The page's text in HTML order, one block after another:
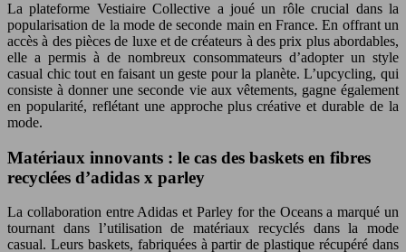
La plateforme Vestiaire Collective a joué un rôle crucial dans la
popularisation de la mode de seconde main en France. En offrant un
accès à des pièces de luxe et de créateurs à des prix plus abordables,
elle a permis à de nombreux consommateurs d’adopter un style
casual chic tout en faisant un geste pour la planète. L’upcycling, qui
consiste à donner une seconde vie aux vêtements, gagne également
en popularité, reflétant une approche plus créative et durable de la
mode.
Matériaux innovants : le cas des baskets en fibres
recyclées d’adidas x parley
La collaboration entre Adidas et Parley for the Oceans a marqué un
tournant dans l’utilisation de matériaux recyclés dans la mode
casual. Leurs baskets, fabriquées à partir de plastique récupéré dans